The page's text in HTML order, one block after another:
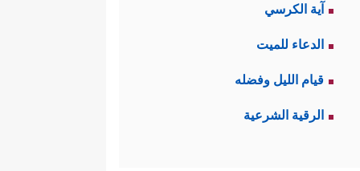
آية الكرسي
الدعاء للميت
قيام الليل وفضله
الرقية الشرعية